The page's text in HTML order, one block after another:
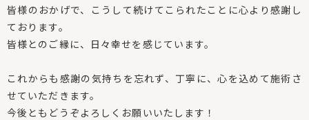
皆様のおかげで、
こうして続けてこられたことに心より感謝し
ております。
皆様とのご縁に、日々幸せを感じています。
これからも感謝の気持ちを忘れず、丁寧に、心を込めて施術さ
せていただきます。
今後ともどうぞよろしくお願いいたします！